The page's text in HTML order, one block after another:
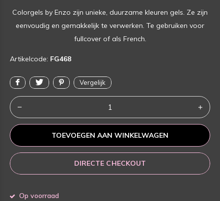
Colorgels by Enzo zijn unieke, duurzame kleuren gels. Ze zijn
eenvoudig en gemakkelijk te verwerken. Te gebruiken voor
fullcover of als French.
Artikelcode: FG468
Vergelijk
TOEVOEGEN AAN WINKELWAGEN
DIRECTE CHECKOUT
Op voorraad